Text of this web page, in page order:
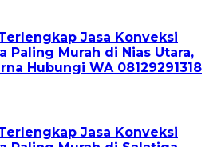
Jasa Konveksi
Paling Murah di Nias Utara,
Hubungi WA 08129291318
Jasa Konveksi